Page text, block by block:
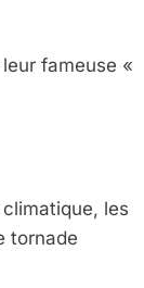
fameuse «
les
tornade